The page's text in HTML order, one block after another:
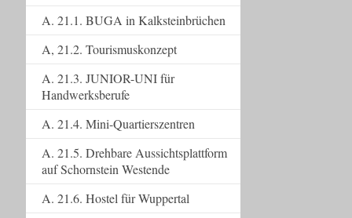
A. 21.1. BUGA in Kalksteinbrüchen
A, 21.2. Tourismuskonzept
A. 21.3. JUNIOR-UNI für
Handwerksberufe
A. 21.4. Mini-Quartierszentren
A. 21.5. Drehbare Aussichtsplattform
auf Schornstein Westende
A. 21.6. Hostel für Wuppertal